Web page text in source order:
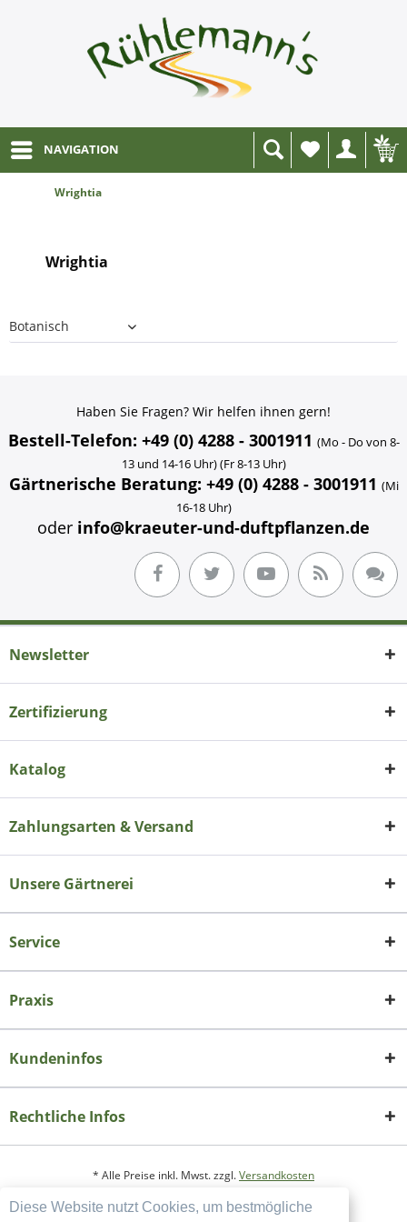
Diese Website nutzt Cookies, um bestmögliche
NAVIGATION
Wunschliste
Wrightia
Wrightia
Haben Sie Fragen? Wir helfen ihnen gern!
Bestell-Telefon: +49 (0) 4288 - 3001911 (Mo - Do von 8-
13 und 14-16 Uhr) (Fr 8-13 Uhr)
Gärtnerische Beratung: +49 (0) 4288 - 3001911 (Mi
16-18 Uhr)
oder info@kraeuter-und-duftpflanzen.de
Newsletter
Zertifizierung
Katalog
Zahlungsarten & Versand
Unsere Gärtnerei
Service
Praxis
Kundeninfos
Rechtliche Infos
* Alle Preise inkl. Mwst. zzgl.Versandkosten
Copyright Datenschutzerklärung